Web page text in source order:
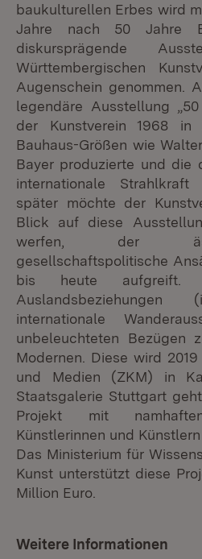
baukulturellen Erbes wird
Jahre nach 50 Jahre
diskursprägende
Württembergischen
Augenschein genommen.
legendäre Ausstellung
der Kunstverein 1968 in
Bauhaus-Größen wie
Bayer produzierte und die
internationale
später möchte der
Blick auf diese
werfen, der
gesellschaftspolitische
bis heute
internationale
unbeleuchteten Bezügen
Modernen. Diese wird
und Medien (ZKM) in
Staatsgalerie Stuttgart
Projekt mit
Künstlerinnen und Künstlern
Das Ministerium für
Kunst unterstützt diese
Million Euro.
Weitere Informationen